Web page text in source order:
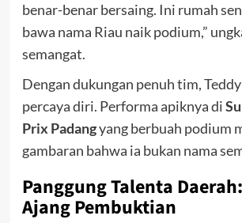
benar-benar bersaing. Ini rumah
bawa nama Riau naik podium,”
semangat.
Dengan dukungan penuh tim,
percaya diri. Performa apiknya di
Prix Padangyang berbuah podium
gambaran bahwa ia bukan nama
Panggung Talenta
Ajang Pembuktian